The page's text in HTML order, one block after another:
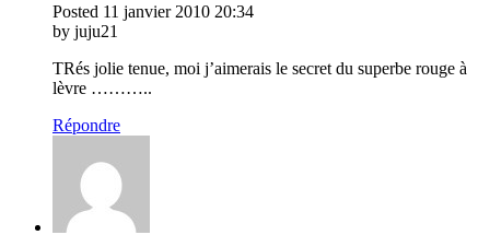
Posted 11 janvier 2010 20:34
by juju21
TRés jolie tenue, moi j’aimerais le secret du superbe rouge à
lèvre ………..
Répondre